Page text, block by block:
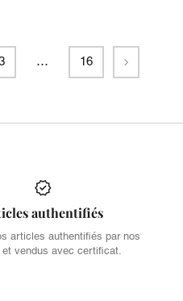
… 16 Suivant
authentifiés
articles authentifiés par nos
vendus avec certificat.